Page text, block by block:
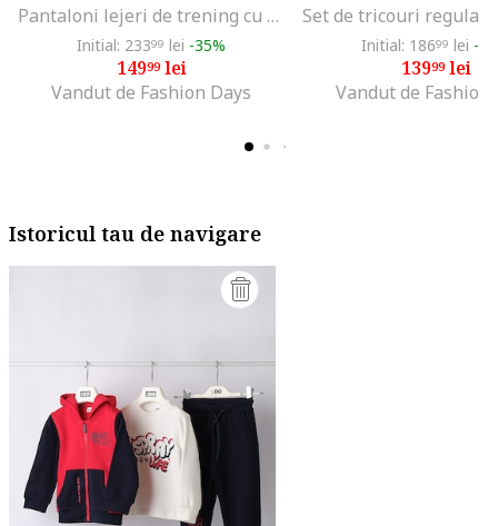
Pantaloni lejeri de trening cu cordon Minecraft, Verde
Initial: 23399 lei -35%
14999lei
Vandut de Fashion Days
Initial: 18699 lei -
13999lei
Vandut de Fashion
Istoricul tau de navigare